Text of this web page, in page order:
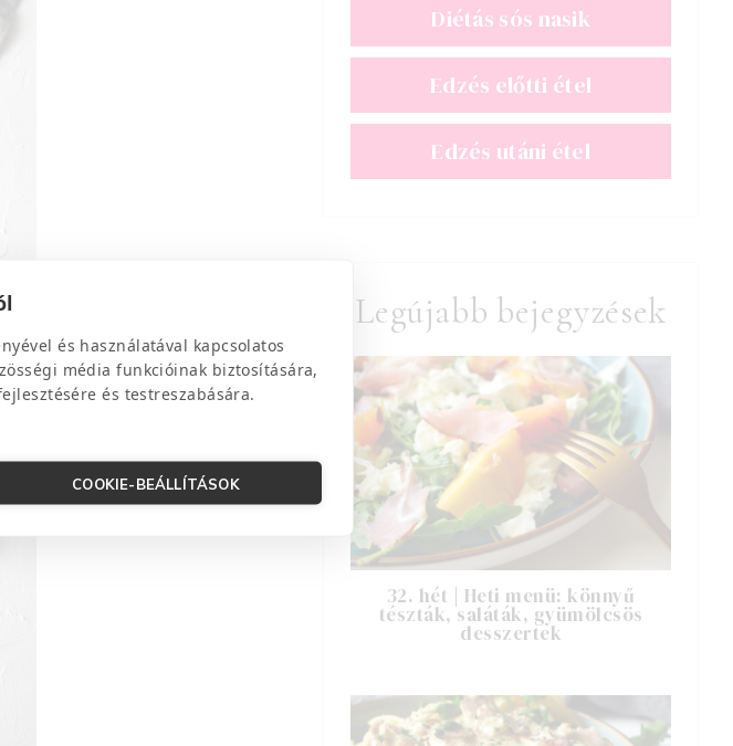
és használatával kapcsolatos
média funkcióinak biztosítására,
és testreszabására.
COOKIE-BEÁLLÍTÁSOK
Diétás sós nasik
Edzés előtti étel
Edzés utáni étel
Legújabb bejegyzések
32. hét | Heti menü: könnyű
tészták, saláták, gyümölcsös
desszertek